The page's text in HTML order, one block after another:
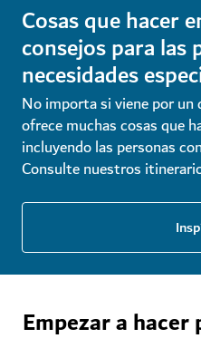
Cosas que hacer
consejos para las
necesidades
No importa si viene por un
ofrece muchas cosas que
incluyendo las personas
Consulte nuestros
Empezar a hacer